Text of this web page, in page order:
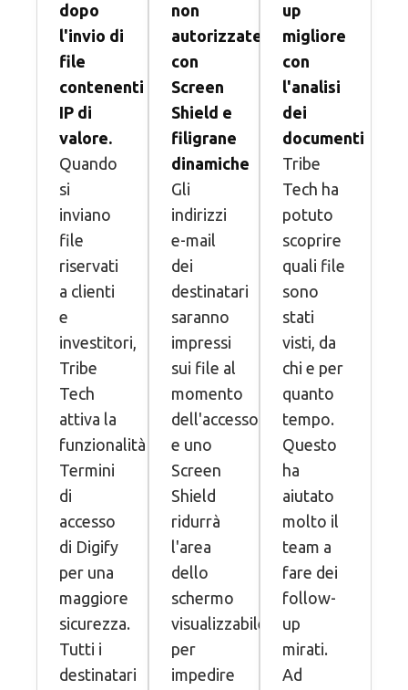
dopo
l'invio di
file
contenenti
IP di
valore.
Quando
si
inviano
file
riservati
a clienti
e
investitori,
Tribe
Tech
attiva la
funzionalità
Termini
di
accesso
di Digify
per una
maggiore
sicurezza.
Tutti i
destinatari
non
autorizzate
con
Screen
Shield e
filigrane
dinamiche
Gli
indirizzi
e-mail
dei
destinatari
saranno
impressi
sui file al
momento
dell'accesso
e uno
Screen
Shield
ridurrà
l'area
dello
schermo
visualizzabile
per
impedire
up
migliore
con
l'analisi
dei
documenti
Tribe
Tech ha
potuto
scoprire
quali file
sono
stati
visti, da
chi e per
quanto
tempo.
Questo
ha
aiutato
molto il
team a
fare dei
follow-
up
mirati.
Ad